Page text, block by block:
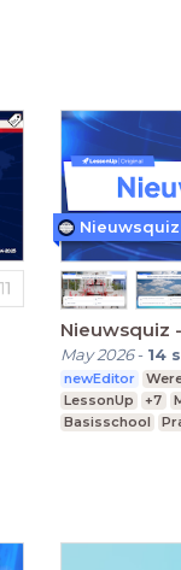
Nieuwsquiz
May 2026- 14
newEditor
LessonUp
+7
Basisschool
Nieuwsquiz